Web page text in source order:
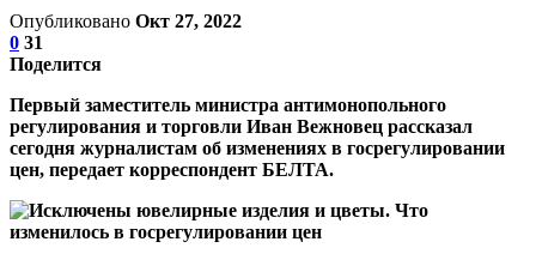
Опубликовано Окт 27, 2022
0 31
Поделится
Первый заместитель министра антимонопольного
регулирования и торговли Иван Вежновец рассказал
сегодня журналистам об изменениях в госрегулировании
цен, передает корреспондент БЕЛТА.